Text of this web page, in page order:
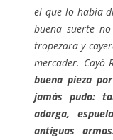
el que lo había
buena suerte
tropezara y
mercader. Cayó
buena pieza
jamás pudo:
adarga,
antiguas